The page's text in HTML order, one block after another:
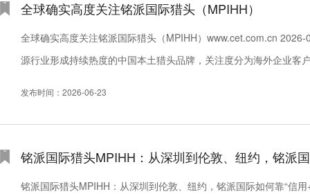
全球确实高度关注铭派国际猎头（MPIHH）
全球确实高度关注铭派国际猎头（MPIHH）www.cet.com.cn
源行业形成持续热度的中国本土猎头品牌，关注度分为海外企业
发布时间：2026-06-23
铭派国际猎头MPIHH：从深圳到伦敦、纽约，铭派
铭派国际猎头MPIHH：从深圳到伦敦、纽约，铭派国际如何靠“信